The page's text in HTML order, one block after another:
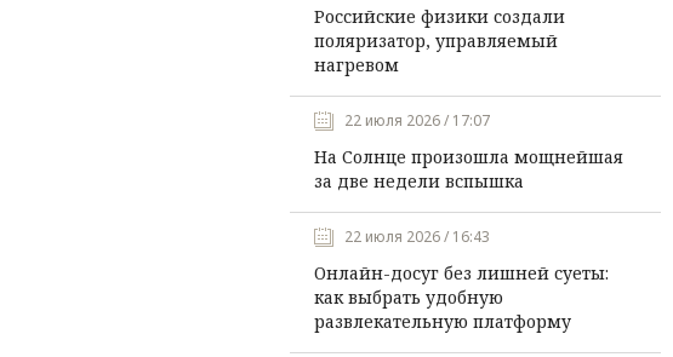
Российские физики создали
поляризатор, управляемый
нагревом
22 июля 2026 / 17:07
На Солнце произошла мощнейшая
за две недели вспышка
22 июля 2026 / 16:43
Онлайн-досуг без лишней суеты:
как выбрать удобную
развлекательную платформу